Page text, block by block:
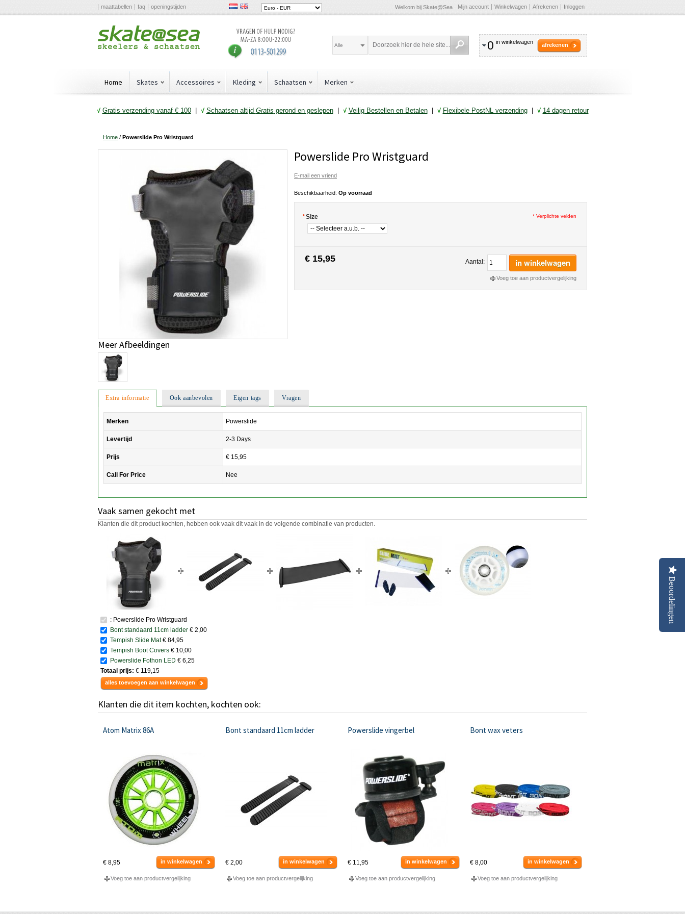
maattabellen faq openingstijden Welkom bij Skate@Sea Mijn account Winkelwagen Afrekenen Inloggen
0 in winkelwagen afrekenen
Alle
Home Skates Accessoires Kleding Schaatsen Merken
√ Gratis verzending vanaf € 100| √ Schaatsen altijd Gratis gerond en geslepen| √ Veilig Bestellen en Betalen| √ Flexibele PostNL verzending| √ 14 dagen retour
Home / Powerslide Pro Wristguard
Powerslide Pro Wristguard
E-mail een vriend
Beschikbaarheid: Op voorraad
*Size * Verplichte velden
€ 15,95 Aantal: in winkelwagen
Voeg toe aan productvergelijking
Meer Afbeeldingen
Extra informatie Ook aanbevolen Eigen tags Vragen
Merken Powerslide
Levertijd 2-3 Days
Prijs € 15,95
Call For Price Nee
Vaak samen gekocht met
Klanten die dit product kochten, hebben ook vaak dit vaak in de volgende combinatie van producten.
: Powerslide Pro Wristguard
Bont standaard 11cm ladder € 2,00
Tempish Slide Mat € 84,95
Tempish Boot Covers € 10,00
Powerslide Fothon LED € 6,25
Totaal prijs: € 119,15
alles toevoegen aan winkelwagen
Klanten die dit item kochten, kochten ook:
Atom Matrix 86A
€ 8,95 in winkelwagen
Voeg toe aan productvergelijking
Bont standaard 11cm ladder
€ 2,00 in winkelwagen
Voeg toe aan productvergelijking
Powerslide vingerbel
€ 11,95 in winkelwagen
Voeg toe aan productvergelijking
Bont wax veters
€ 8,00 in winkelwagen
Voeg toe aan productvergelijking
Beoordelingen